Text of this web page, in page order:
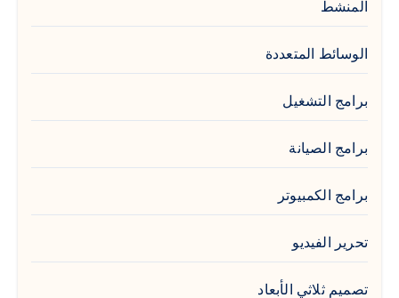
المنشط
الوسائط المتعددة
برامج التشغيل
برامج الصيانة
برامج الكمبيوتر
تحرير الفيديو
تصميم ثلاثي الأبعاد